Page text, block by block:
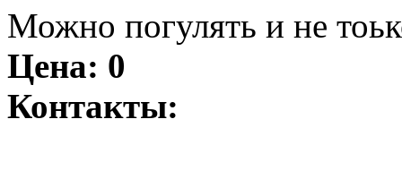
Можно погулять и не
Цена: 0
Контакты: